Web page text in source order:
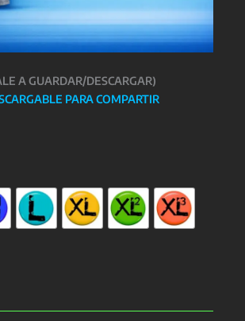
A GUARDAR/DESCARGAR)
PARA COMPARTIR